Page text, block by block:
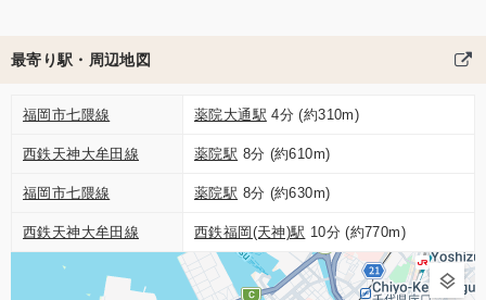
最寄り駅・周辺地図
福岡市七隈線 薬院大通駅 4分 (約310m)
西鉄天神大牟田線 薬院駅 8分 (約610m)
福岡市七隈線 薬院駅 8分 (約630m)
西鉄天神大牟田線 西鉄福岡(天神)駅 10分 (約770m)